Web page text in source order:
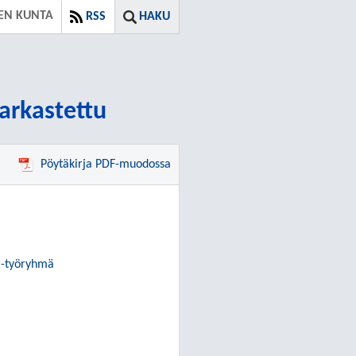
HAKU
RSS
KUNTA
Pöytäkirja PDF-muodossa
työryhmä